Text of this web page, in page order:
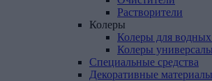
Растворители
Колеры
Колеры для водных
Колеры
Специальные средства
Декоративные материалы